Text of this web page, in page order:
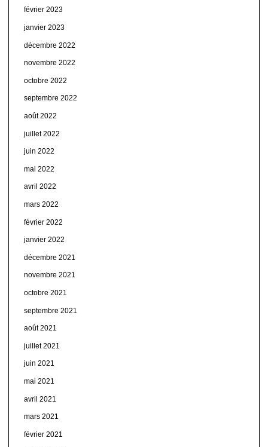
février 2023
janvier 2023
décembre 2022
novembre 2022
octobre 2022
septembre 2022
août 2022
juillet 2022
juin 2022
mai 2022
avril 2022
mars 2022
février 2022
janvier 2022
décembre 2021
novembre 2021
octobre 2021
septembre 2021
août 2021
juillet 2021
juin 2021
mai 2021
avril 2021
mars 2021
février 2021